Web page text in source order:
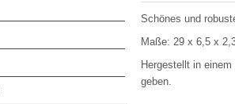
Schönes und
Maße: 29 x 6,5 x
Hergestellt in
geben.